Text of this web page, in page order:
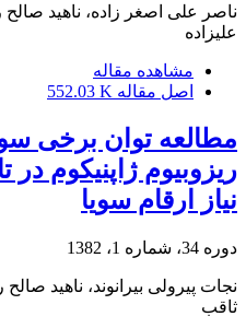
ناصر علی اصغر زاده، ناهید
علیزاده
مشاهده مقاله
اصل مقاله 552.03 K
مطالعه توان برخی
ریزوبیوم ژاپنیکوم در
نیاز ارقام سویا
دوره 34، شماره 1، 1382
نجات پیرولی بیرانوند، ناهید
ثاقب